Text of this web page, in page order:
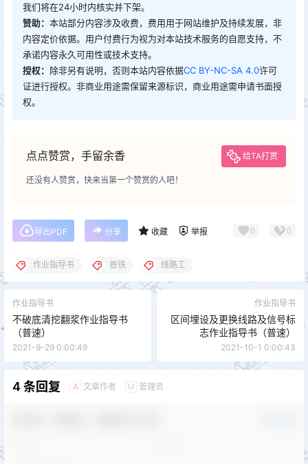
我们将在24小时内核实并下架。
赞助： 本站部分内容涉及收费，费用用于网站维护及持续发展，非
内容定价依据。用户付费行为视为对本站技术服务的自愿支持，不
承诺内容永久可用性或技术支持。
授权： 除非另有说明，否则本站内容依据CC BY-NC-SA 4.0许可
证进行授权。非商业用途需保留来源标识，商业用途需申请书面授
权。
点点赞赏，手留余香 给TA打赏
还没有人赞赏，快来当第一个赞赏的人吧！
导出PDF 分享 收藏 举报 0 0
作业指导书 普铁 线路工
作业指导书
不破底清挖翻浆作业指导书
（普速）
2021-9-29 0:00:49
作业指导书
区间埋设及更换线路及信号标
志作业指导书（普速）
2021-10-1 0:00:43
4 条回复 A 文章作者 M 管理员